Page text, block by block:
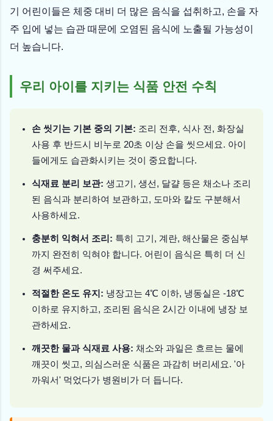
기 어린이들은 체중 대비 더 많은 음식을 섭취하고, 손을 자
주 입에 넣는 습관 때문에 오염된 음식에 노출될 가능성이
더 높습니다.
우리 아이를 지키는 식품 안전 수칙
손 씻기는 기본 중의 기본: 조리 전후, 식사 전, 화장실
사용 후 반드시 비누로 20초 이상 손을 씻으세요. 아이
들에게도 습관화시키는 것이 중요합니다.
식재료 분리 보관: 생고기, 생선, 달걀 등은 채소나 조리
된 음식과 분리하여 보관하고, 도마와 칼도 구분해서
사용하세요.
충분히 익혀서 조리: 특히 고기, 계란, 해산물은 중심부
까지 완전히 익혀야 합니다. 어린이 음식은 특히 더 신
경 써주세요.
적절한 온도 유지: 냉장고는 4℃ 이하, 냉동실은 -18℃
이하로 유지하고, 조리된 음식은 2시간 이내에 냉장 보
관하세요.
깨끗한 물과 식재료 사용: 채소와 과일은 흐르는 물에
깨끗이 씻고, 의심스러운 식품은 과감히 버리세요. '아
까워서' 먹었다가 병원비가 더 듭니다.